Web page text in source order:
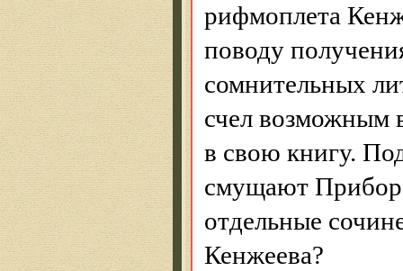
рифмоплета
поводу
сомнительных
счел возможным
в свою книгу.
смущают
отдельные
Кенжеева?